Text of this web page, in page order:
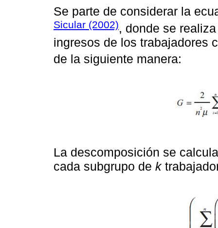
Se parte de considerar la
Sicular (2002), donde se
ingresos de los trabajadores
de la siguiente manera:
La descomposición se
cada subgrupo de k